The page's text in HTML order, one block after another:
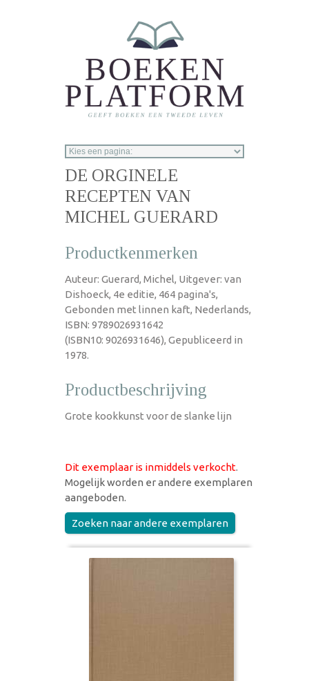
DE ORGINELE
RECEPTEN VAN
MICHEL GUERARD
Productkenmerken
Auteur: Guerard, Michel, Uitgever: van
Dishoeck, 4e editie, 464 pagina's,
Gebonden met linnen kaft, Nederlands,
ISBN: 9789026931642
(ISBN10: 9026931646), Gepubliceerd in
1978.
Productbeschrijving
Grote kookkunst voor de slanke lijn
Dit exemplaar is inmiddels verkocht.
Mogelijk worden er andere exemplaren
aangeboden.
Zoeken naar andere exemplaren